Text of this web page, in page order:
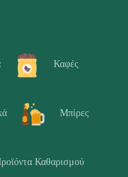
Καφές
Μπίρες
Καθαρισμού